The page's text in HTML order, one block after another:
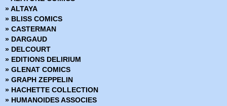
» Brick Bradford - l'intégrale
» Conan Anthologie
» Conan l'intégrale
» Creepshow
» Danger Girl
» Dark War
» DC Heroes
» Deathblow et Wolverine
» Elric
» Emily The Strange
» ALTAYA
» BLISS COMICS
» CASTERMAN
» DARGAUD
» DELCOURT
» EDITIONS DELIRIUM
» GLENAT COMICS
» GRAPH ZEPPELIN
» HACHETTE COLLECTION
» HUMANOIDES ASSOCIES